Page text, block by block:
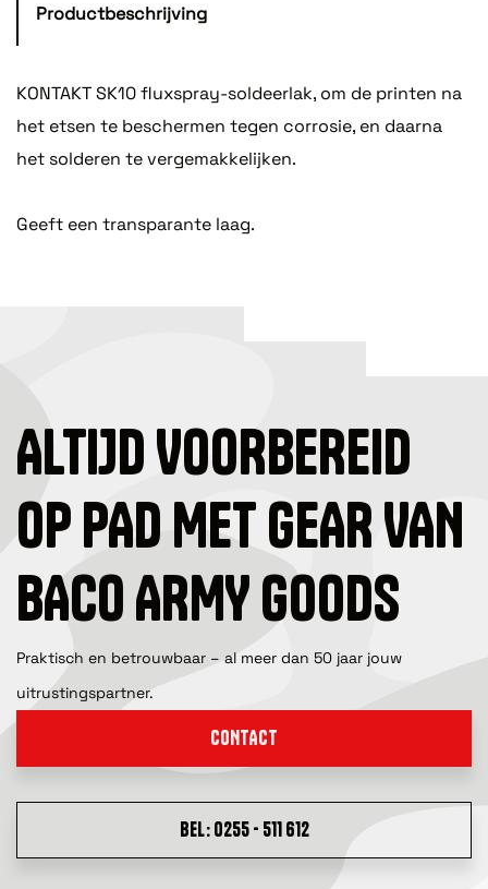
Productbeschrijving
KONTAKT SK10 fluxspray-soldeerlak, om de printen na
het etsen te beschermen tegen corrosie, en daarna
het solderen te vergemakkelijken.
Geeft een transparante laag.
ALTIJD VOORBEREID
OP PAD MET GEAR VAN
BACO ARMY GOODS
Praktisch en betrouwbaar – al meer dan 50 jaar jouw
uitrustingspartner.
CONTACT
BEL: 0255 - 511 612